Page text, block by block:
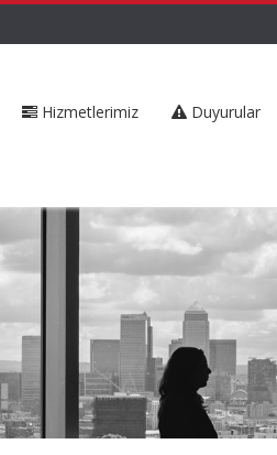
Hizmetlerimiz Duyurular